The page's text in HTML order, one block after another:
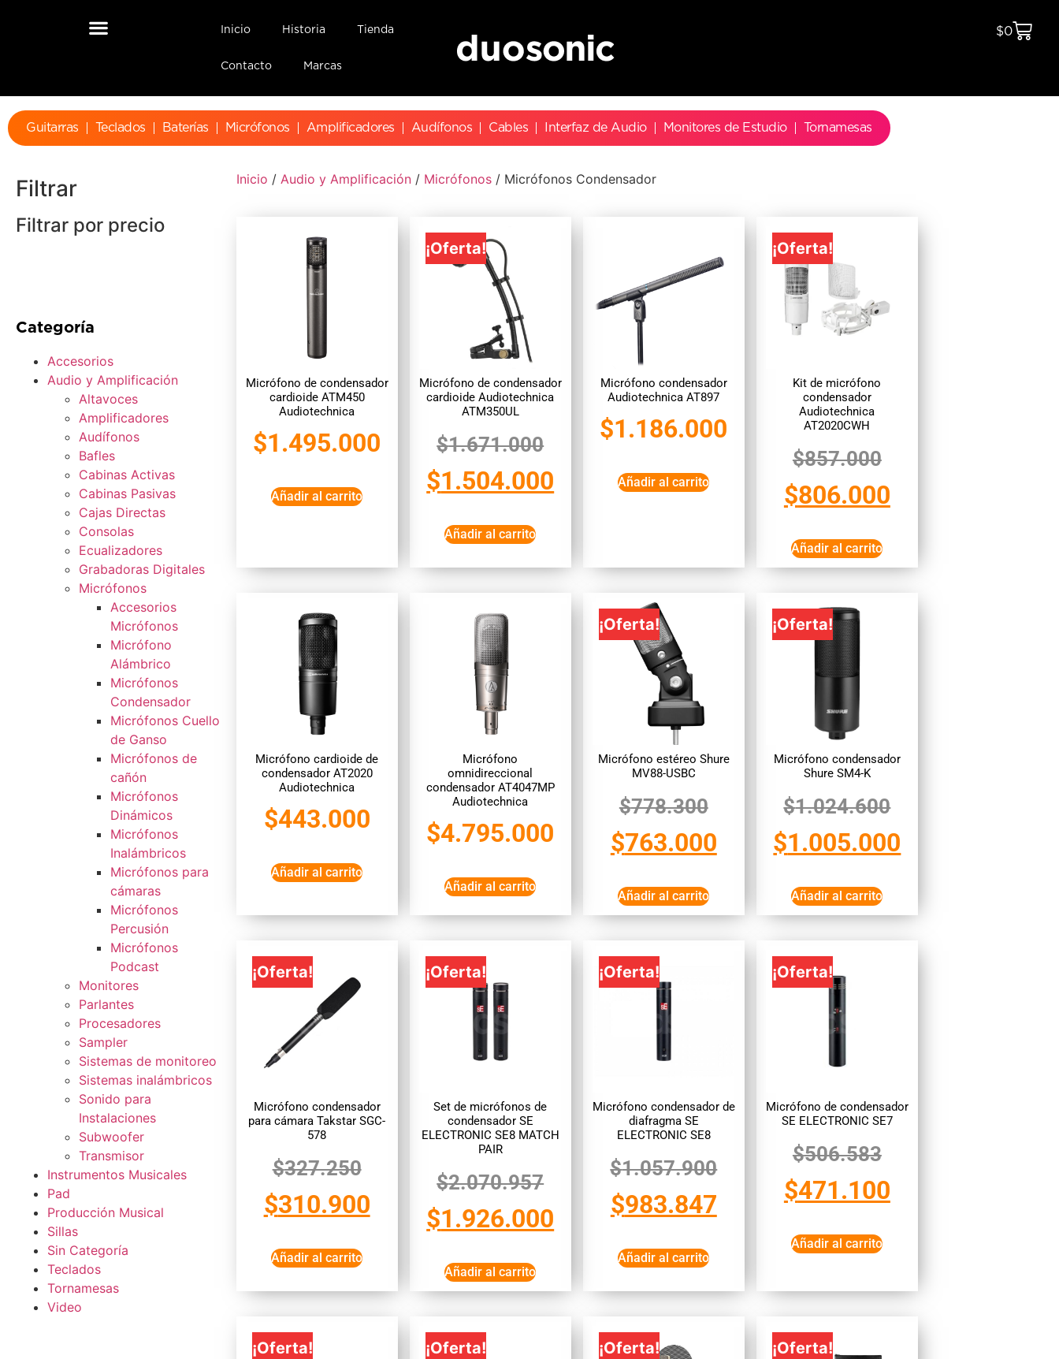
Inicio Historia Tienda
Contacto Marcas
$0
Guitarras Teclados Baterías Micrófonos Amplificadores Audífonos Cables Interfaz de Audio Monitores de Estudio Tornamesas
Filtrar
Filtrar por precio
Categoría
Accesorios
Audio y Amplificación
Altavoces
Amplificadores
Audífonos
Bafles
Cabinas Activas
Cabinas Pasivas
Cajas Directas
Consolas
Ecualizadores
Grabadoras Digitales
Micrófonos
Accesorios
Micrófonos
Micrófono
Alámbrico
Micrófonos
Condensador
Micrófonos Cuello
de Ganso
Micrófonos de
cañón
Micrófonos
Dinámicos
Micrófonos
Inalámbricos
Micrófonos para
cámaras
Micrófonos
Percusión
Micrófonos
Podcast
Monitores
Parlantes
Procesadores
Sampler
Sistemas de monitoreo
Sistemas inalámbricos
Sonido para
Instalaciones
Subwoofer
Transmisor
Instrumentos Musicales
Pad
Producción Musical
Sillas
Sin Categoría
Teclados
Tornamesas
Video
Inicio / Audio y Amplificación/ Micrófonos/ Micrófonos Condensador
Micrófono de condensador
cardioide ATM450
Audiotechnica
$1.495.000
Añadir al carrito
¡Oferta!
Micrófono de condensador
cardioide Audiotechnica
ATM350UL
$1.671.000
$1.504.000
Añadir al carrito
Micrófono condensador
Audiotechnica AT897
$1.186.000
Añadir al carrito
¡Oferta!
Kit de micrófono
condensador
Audiotechnica
AT2020CWH
$857.000
$806.000
Añadir al carrito
Micrófono cardioide de
condensador AT2020
Audiotechnica
$443.000
Añadir al carrito
Micrófono
omnidireccional
condensador AT4047MP
Audiotechnica
$4.795.000
Añadir al carrito
¡Oferta!
Micrófono estéreo Shure
MV88-USBC
$778.300
$763.000
Añadir al carrito
¡Oferta!
Micrófono condensador
Shure SM4-K
$1.024.600
$1.005.000
Añadir al carrito
¡Oferta!
Micrófono condensador
para cámara Takstar SGC-
578
$327.250
$310.900
Añadir al carrito
¡Oferta!
Set de micrófonos de
condensador SE
ELECTRONIC SE8 MATCH
PAIR
$2.070.957
$1.926.000
Añadir al carrito
¡Oferta!
Micrófono condensador de
diafragma SE
ELECTRONIC SE8
$1.057.900
$983.847
Añadir al carrito
¡Oferta!
Micrófono de condensador
SE ELECTRONIC SE7
$506.583
$471.100
Añadir al carrito
¡Oferta! ¡Oferta! ¡Oferta! ¡Oferta!